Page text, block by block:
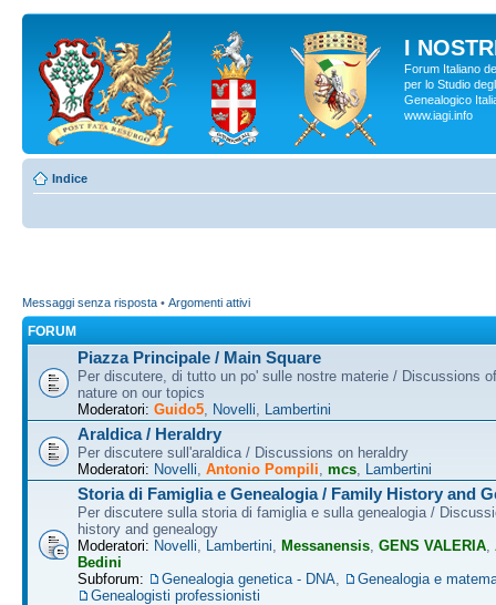
I
Forum Italiano
per lo Studio
Genealogico
www.iagi.info
Indice
Messaggi senza risposta • Argomenti attivi
FORUM
Piazza Principale / Main Square
Per discutere, di tutto un po' sulle nostre materie / Discussions
nature on our topics
Moderatori: Guido5 Novelli Lambertini
Araldica / Heraldry
Per discutere sull'araldica / Discussions on heraldry
Moderatori: Novelli Antonio Pompili mcs Lambertini
Storia di Famiglia e Genealogia / Family History and
Per discutere sulla storia di famiglia e sulla genealogia /
history and genealogy
Moderatori: Novelli Lambertini Messanensis GENS VALERIA
Bedini
Subforum:
Genealogia genetica - DNA
Genealogia e
Genealogisti professionisti